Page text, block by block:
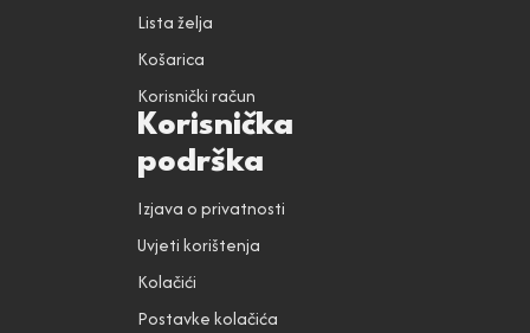
Lista želja
Košarica
Korisnički račun
Korisnička
podrška
Izjava o privatnosti
Uvjeti korištenja
Kolačići
Postavke kolačića